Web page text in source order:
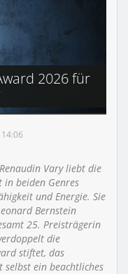
2026 für
Vary liebt die
in beiden Genres
und Energie. Sie
Bernstein
25. Preisträgerin
die
stiftet, das
selbst ein beachtliches